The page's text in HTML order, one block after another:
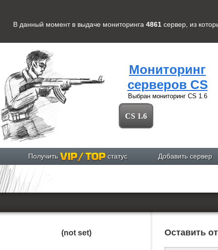
В данный момент в выдаче мониторинга 4861 сервер, из
Мониторинг
серверов CS
Выбран мониторинг CS 1.6
CS 1.6
Получить статус Добавить сервер
(not set) Оставить